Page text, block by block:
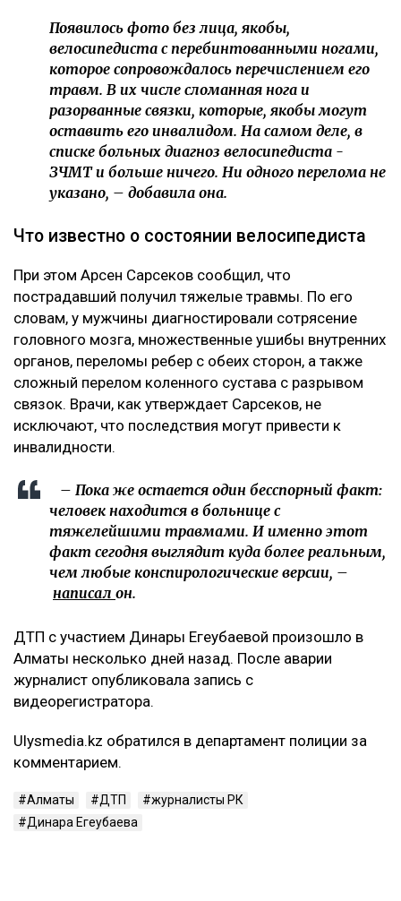
Появилось фото без лица, якобы,
велосипедиста с перебинтованными ногами,
которое сопровождалось перечислением его
травм. В их числе сломанная нога и
разорванные связки, которые, якобы могут
оставить его инвалидом. На самом деле, в
списке больных диагноз велосипедиста -
ЗЧМТ и больше ничего. Ни одного перелома не
указано, – добавила она.
Что известно о состоянии велосипедиста
При этом Арсен Сарсеков сообщил, что
пострадавший получил тяжелые травмы. По его
словам, у мужчины диагностировали сотрясение
головного мозга, множественные ушибы внутренних
органов, переломы ребер с обеих сторон, а также
сложный перелом коленного сустава с разрывом
связок. Врачи, как утверждает Сарсеков, не
исключают, что последствия могут привести к
инвалидности.
– Пока же остается один бесспорный факт:
человек находится в больнице с
тяжелейшими травмами. И именно этот
факт сегодня выглядит куда более реальным,
чем любые конспирологические версии, –
написал он.
ДТП с участием Динары Егеубаевой произошло в
Алматы несколько дней назад. После аварии
журналист опубликовала запись с
видеорегистратора.
Ulysmedia.kz обратился в департамент полиции за
комментарием.
Алматы ДТП
журналисты РК
Динара Егеубаева